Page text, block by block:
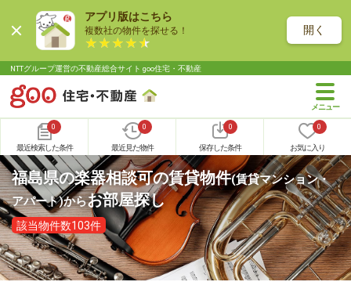
アプリ版はこちら
複数社の物件を探せる！ 開く
NTTグループ運営の不動産総合サイト goo住宅・不動産
0
最近検索した条件
0
最近見た物件
0
保存した条件
0
お気に入り
福島県の楽器相談可の賃貸物件(賃貸マンション・
アパート)からお部屋探し
該当物件数103件